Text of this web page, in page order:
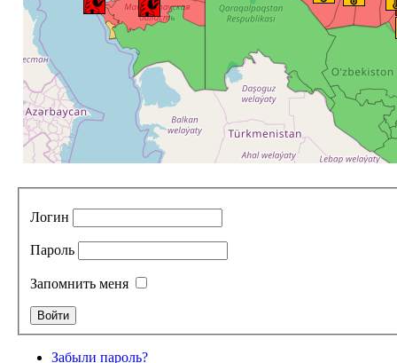
Логин
Пароль
Запомнить меня
Забыли пароль?